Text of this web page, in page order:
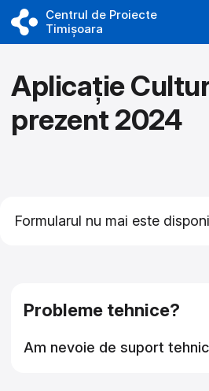
Centrul de Proiecte
Timișoara
Aplicație
prezent 2024
Formularul nu mai este
Asistență tehnică closed
Probleme tehnice?
Am nevoie de suport tehnic